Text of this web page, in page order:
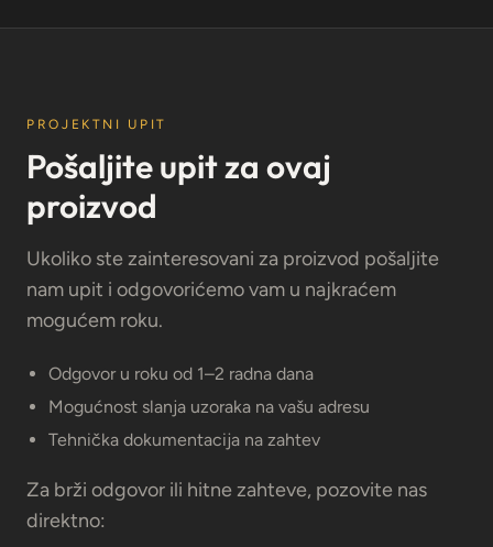
PROJEKTNI UPIT
Pošaljite upit za ovaj
proizvod
Ukoliko ste zainteresovani za proizvod pošaljite
nam upit i odgovorićemo vam u najkraćem
mogućem roku.
Odgovor u roku od 1–2 radna dana
Mogućnost slanja uzoraka na vašu adresu
Tehnička dokumentacija na zahtev
Za brži odgovor ili hitne zahteve, pozovite nas
direktno: